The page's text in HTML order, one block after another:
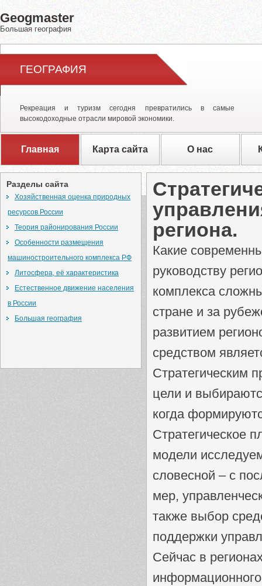
Geogmaster
Большая география
ГЕОГРАФИЯ
Рекреация и туризм сегодня превратились в самые
высокодоходные отрасли мировой экономики.
Главная Карта сайта О нас
региона.
Какие
руководству
комплекса
стране и за
развитием
средством
Стратегическим
цели и
когда
Стратегическое
модели
словесной – с
мер,
также выбор
поддержки
Сейчас в
Разделы сайта
Хозяйственная оценка природных
ресурсов России
Теория районирования России
Особенности размещения
машиностроительного комплекса РФ
Литосфера, её характеристика
Естественное движение населения
в России
Большая география